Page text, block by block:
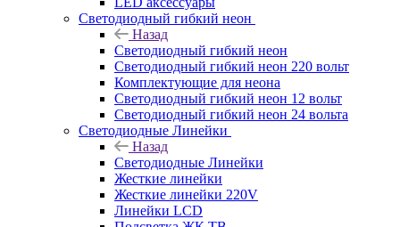
Светодиодный гибкий неон
Назад
Светодиодный гибкий неон
Светодиодный гибкий неон 220 вольт
Комплектующие для неона
Светодиодный гибкий неон 12 вольт
Светодиодный гибкий неон 24 вольта
Светодиодные Линейки
Назад
Светодиодные Линейки
Жесткие линейки
Жесткие линейки 220V
Линейки LCD